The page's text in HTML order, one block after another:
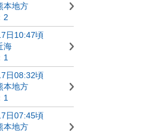
本地方
2
日10:47頃
海
1
日08:32頃
本地方
1
日07:45頃
本地方